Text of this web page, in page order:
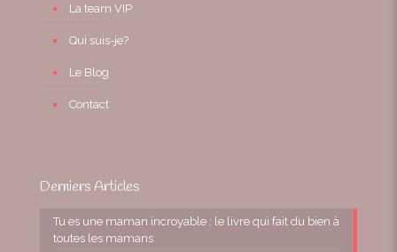
La team VIP
Qui suis-je?
Le Blog
Contact
Derniers Articles
Tu es une maman incroyable : le livre qui fait du bien à
toutes les mamans